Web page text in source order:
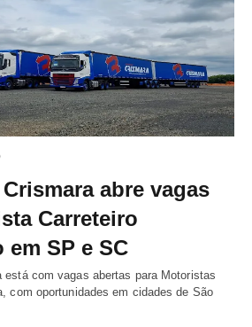
abre vagas
Carreteiro
em SP e SC
está com vagas abertas para Motoristas
com oportunidades em cidades de São